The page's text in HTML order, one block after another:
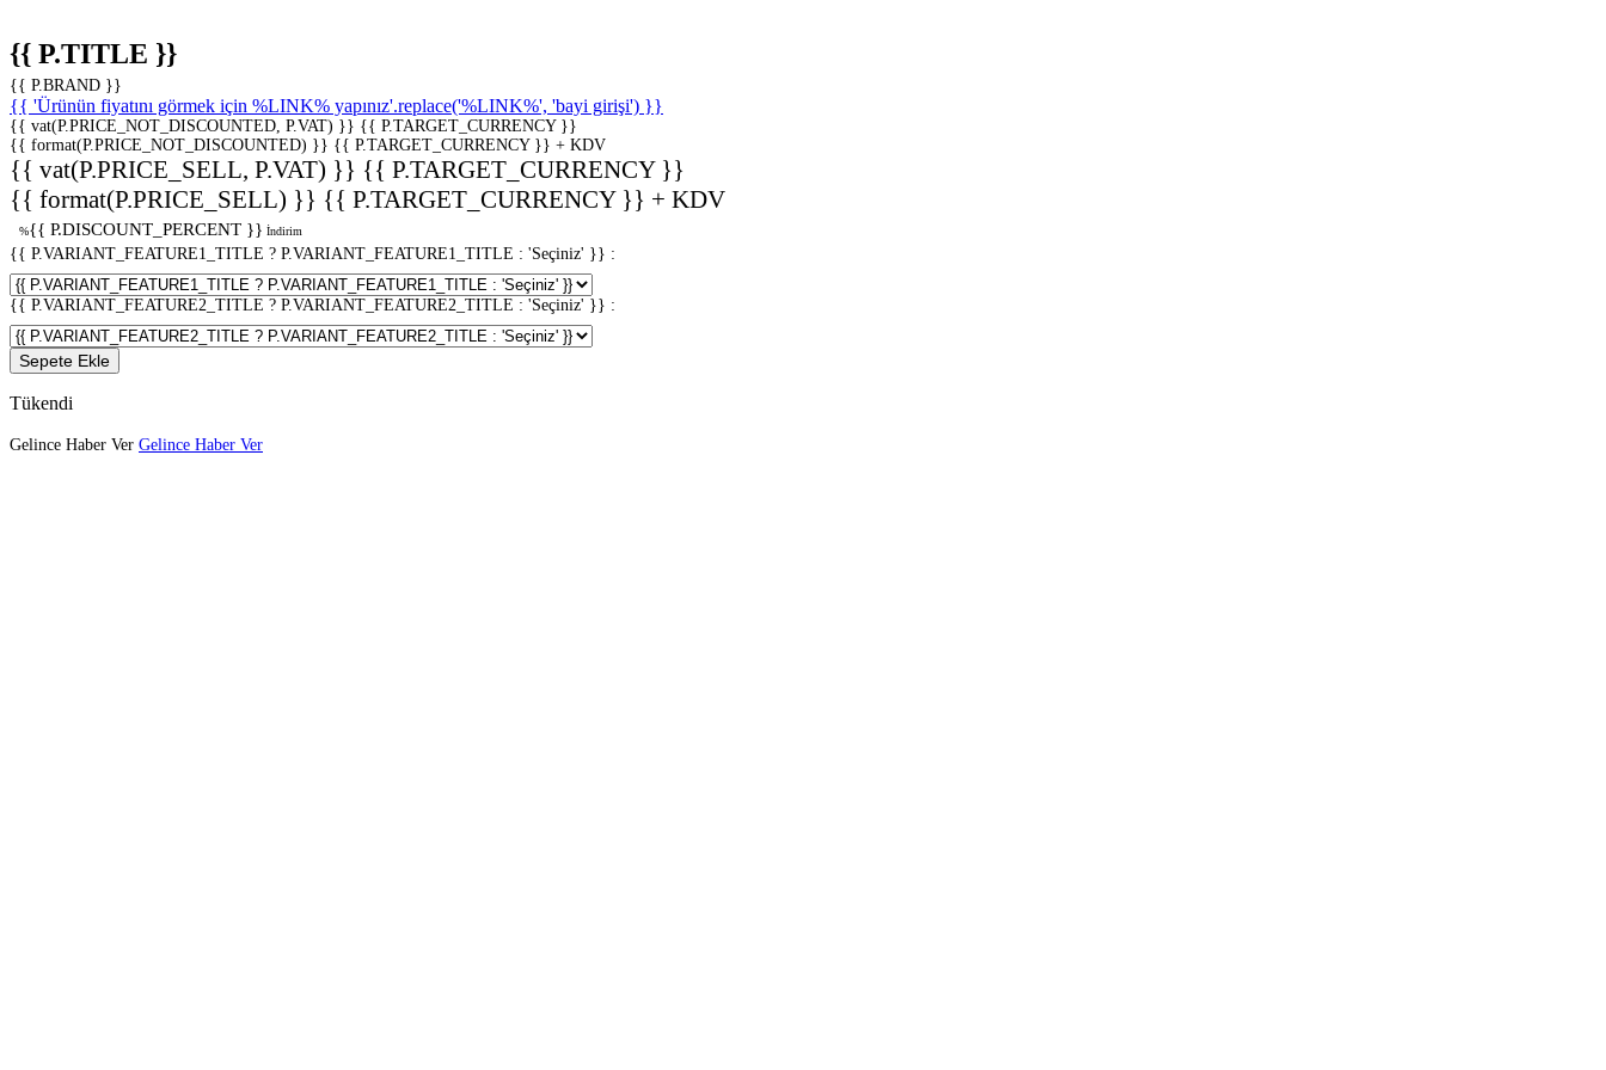
{{ P.TITLE }}
{{ P.BRAND }}
{{ 'Ürünün fiyatını görmek için %LINK% yapınız'.replace('%LINK%', 'bayi girişi') }}
{{ vat(P.PRICE_NOT_DISCOUNTED, P.VAT) }} {{ P.TARGET_CURRENCY }}
{{ format(P.PRICE_NOT_DISCOUNTED) }} {{ P.TARGET_CURRENCY }} + KDV
{{ vat(P.PRICE_SELL, P.VAT) }} {{ P.TARGET_CURRENCY }}
{{ format(P.PRICE_SELL) }} {{ P.TARGET_CURRENCY }} + KDV
%{{ P.DISCOUNT_PERCENT }} İndirim
{{ P.VARIANT_FEATURE1_TITLE ? P.VARIANT_FEATURE1_TITLE : 'Seçiniz' }} :
{{ P.VARIANT_FEATURE2_TITLE ? P.VARIANT_FEATURE2_TITLE : 'Seçiniz' }} :
Sepete Ekle
Tükendi
Gelince Haber Ver Gelince Haber Ver